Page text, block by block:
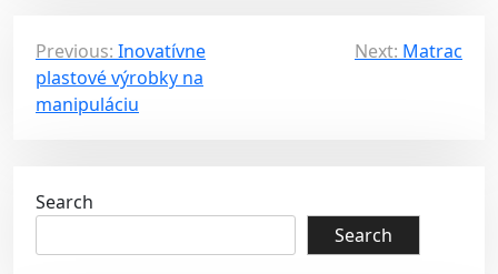
P
o
s
n
a
v
Previous: Inovatívne
plastové výrobky na
manipuláciu
Next: Matrac
Search
Search